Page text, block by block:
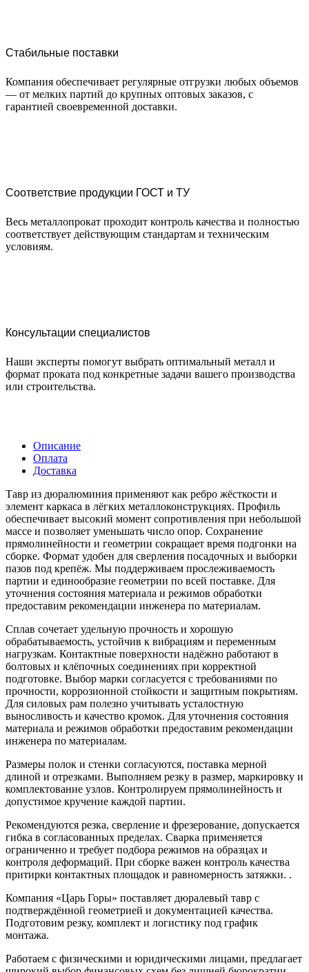
Стабильные поставки
Компания обеспечивает регулярные отгрузки любых объемов
— от мелких партий до крупных оптовых заказов, с
гарантией своевременной доставки.
Соответствие продукции ГОСТ и ТУ
Весь металлопрокат проходит контроль качества и полностью
соответствует действующим стандартам и техническим
условиям.
Консультации специалистов
Наши эксперты помогут выбрать оптимальный металл и
формат проката под конкретные задачи вашего производства
или строительства.
Описание
Оплата
Доставка
Тавр из дюралюминия применяют как ребро жёсткости и
элемент каркаса в лёгких металлоконструкциях. Профиль
обеспечивает высокий момент сопротивления при небольшой
массе и позволяет уменьшать число опор. Сохранение
прямолинейности и геометрии сокращает время подгонки на
сборке. Формат удобен для сверления посадочных и выборки
пазов под крепёж. Мы поддерживаем прослеживаемость
партии и единообразие геометрии по всей поставке. Для
уточнения состояния материала и режимов обработки
предоставим рекомендации инженера по материалам.
Сплав сочетает удельную прочность и хорошую
обрабатываемость, устойчив к вибрациям и переменным
нагрузкам. Контактные поверхности надёжно работают в
болтовых и клёпочных соединениях при корректной
подготовке. Выбор марки согласуется с требованиями по
прочности, коррозионной стойкости и защитным покрытиям.
Для силовых рам полезно учитывать усталостную
выносливость и качество кромок. Для уточнения состояния
материала и режимов обработки предоставим рекомендации
инженера по материалам.
Размеры полок и стенки согласуются, поставка мерной
длиной и отрезками. Выполняем резку в размер, маркировку и
комплектование узлов. Контролируем прямолинейность и
допустимое кручение каждой партии.
Рекомендуются резка, сверление и фрезерование, допускается
гибка в согласованных пределах. Сварка применяется
ограниченно и требует подбора режимов на образцах и
контроля деформаций. При сборке важен контроль качества
притирки контактных площадок и равномерность затяжки. .
Компания «Царь Горы» поставляет дюралевый тавр с
подтверждённой геометрией и документацией качества.
Подготовим резку, комплект и логистику под график
монтажа.
Работаем с физическими и юридическими лицами, предлагает